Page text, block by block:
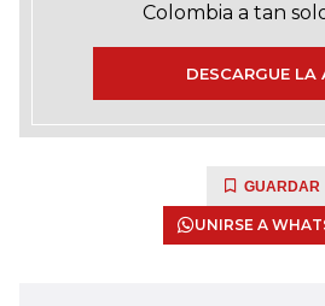
Colombia a tan
DESCARGUE LA
GUARDAR
UNIRSE A